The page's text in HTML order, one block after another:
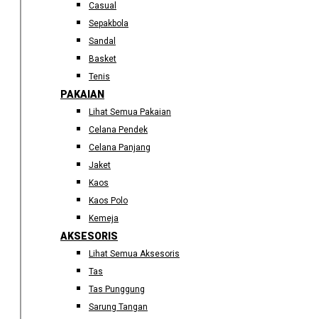
Casual
Sepakbola
Sandal
Basket
Tenis
PAKAIAN
Lihat Semua Pakaian
Celana Pendek
Celana Panjang
Jaket
Kaos
Kaos Polo
Kemeja
AKSESORIS
Lihat Semua Aksesoris
Tas
Tas Punggung
Sarung Tangan